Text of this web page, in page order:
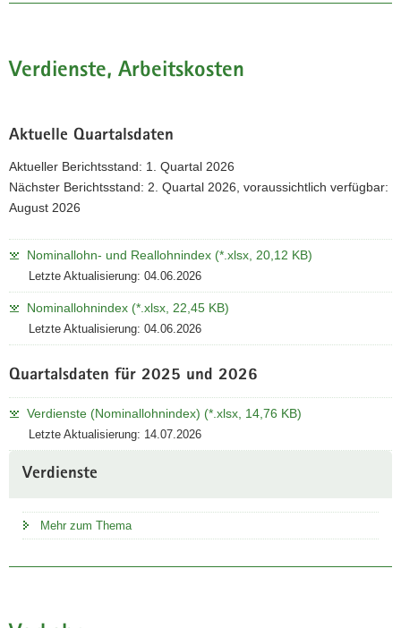
Verdienste, Arbeitskosten
Aktuelle Quartalsdaten
Aktueller Berichtsstand: 1. Quartal 2026
Nächster Berichtsstand: 2. Quartal 2026, voraussichtlich verfügbar:
August 2026
Nominallohn- und Reallohnindex (*.xlsx, 20,12 KB)
Letzte Aktualisierung: 04.06.2026
Nominallohnindex (*.xlsx, 22,45 KB)
Letzte Aktualisierung: 04.06.2026
Quartalsdaten für 2025 und 2026
Verdienste (Nominallohnindex) (*.xlsx, 14,76 KB)
Letzte Aktualisierung: 14.07.2026
Verdienste
Mehr zum Thema